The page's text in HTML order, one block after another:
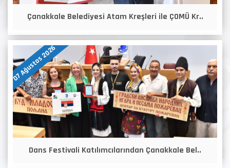
Çanakkale Belediyesi Atam Kreşleri ile ÇOMÜ Kr..
07 Ağustos 2026
Dans Festivali Katılımcılarından Çanakkale Bel..